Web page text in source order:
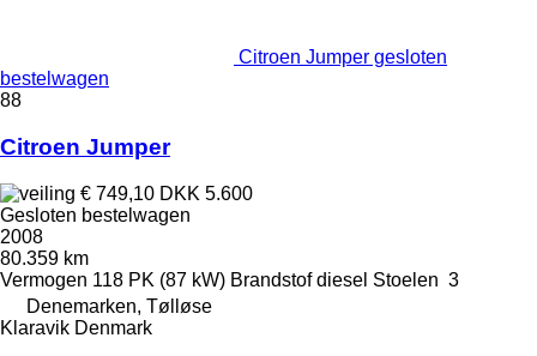
Citroen Jumper gesloten
bestelwagen
88
Citroen Jumper
€ 749,10 DKK 5.600
Gesloten bestelwagen
2008
80.359 km
Vermogen 118 PK (87 kW) Brandstof diesel Stoelen 3
Denemarken, Tølløse
Klaravik Denmark